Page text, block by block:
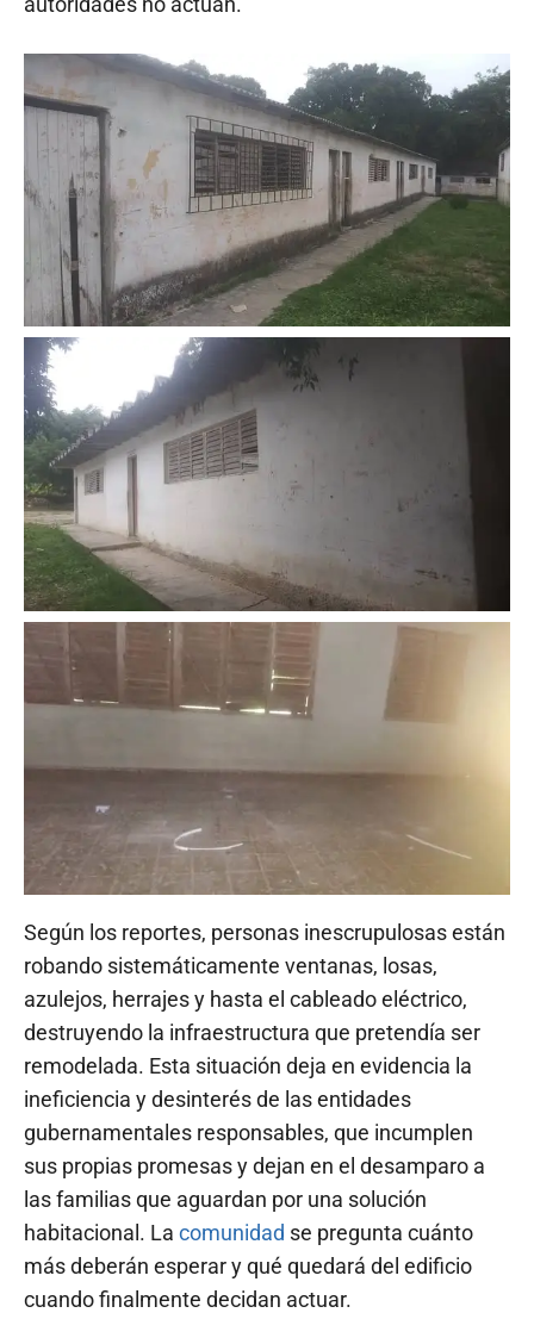
Según los reportes, personas inescrupulosas están
robando sistemáticamente ventanas, losas,
azulejos, herrajes y hasta el cableado eléctrico,
destruyendo la infraestructura que pretendía ser
remodelada. Esta situación deja en evidencia la
ineficiencia y desinterés de las entidades
gubernamentales responsables, que incumplen
sus propias promesas y dejan en el desamparo a
las familias que aguardan por una solución
habitacional. La comunidad se pregunta cuánto
más deberán esperar y qué quedará del edificio
cuando finalmente decidan actuar.